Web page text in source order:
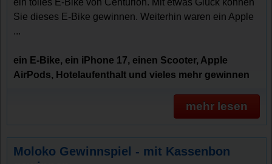
Sie dieses E-Bike gewinnen. Weiterhin waren ein Apple
...
ein E-Bike, ein iPhone 17, einen Scooter, Apple
AirPods, Hotelaufenthalt und vieles mehr gewinnen
mehr lesen
Moloko Gewinnspiel - mit Kassenbon